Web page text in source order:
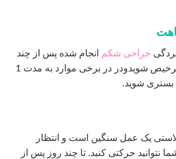
جراحی شکم
انجام شده پس از چند
ساعت از بیمارستان ترخیص شویدودر در برخی موارد به مدت 1
یک عمل سنگین است و انتظار
نتوانید حرکتی کنید. تا چند روز پس از